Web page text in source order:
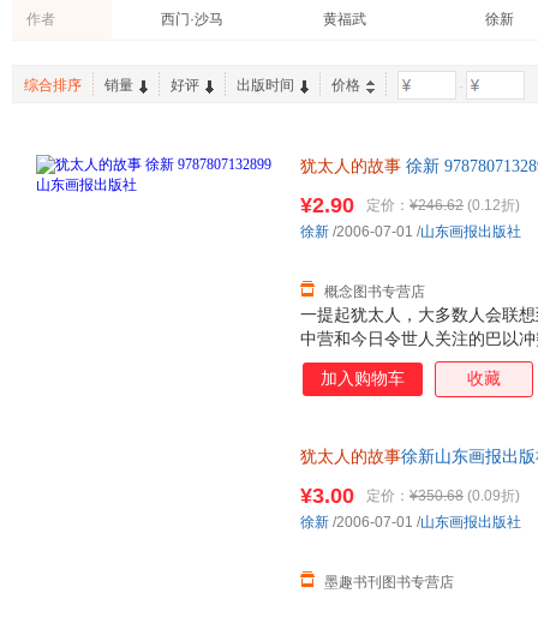
山东画报出版社
线装书局
生活 读书 新知三联书店
人民文
广东人民出版社
北京工艺美术出版社
三环出
北京理工大学出版社
成都地
辽海出版社
江西美
光明日报出版社
南海出
作者 西门·沙马 黄福武
徐新
张新国
吴晓雷
拿破仑·希尔
刘勇军
综合排序 销量 好评 出版时间 价格 -
犹太人的故事 徐新
一提起犹太人，大多数人会联
中营和今日令世人关注的巴以
彩?为什么犹太人会遭到希特勒
在以色列地建国?恐怕许多人
太人存在的基础。在数千年受
流散的历史，既有主动的迁徙
族、旧约《圣经》、创造了各
¥2.90 定价： ¥246.62 (0.12折)
概念图书专营店
徐新 /2006-07-01 /山东画报出版社
加入购物车 收藏
犹太人的故事徐新山东画报出版
¥3.00 定价： ¥350.68 (0.09折)
墨趣书刊图书专营店
徐新 /2006-07-01 /山东画报出版社